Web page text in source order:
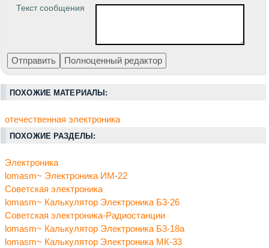
Текст сообщения
ПОХОЖИЕ МАТЕРИАЛЫ:
отечественная электроника
ПОХОЖИЕ РАЗДЕЛЫ:
Электроника
lomasm~ Электроника ИМ-22
Советская электроника
lomasm~ Калькулятор Электроника Б3-26
Советская электроника-Радиостанции
lomasm~ Калькулятор Электроника Б3-18а
lomasm~ Калькулятор Электроника МК-33